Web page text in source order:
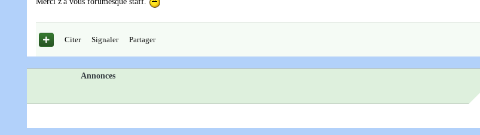
Citer Signaler Partager
Annonces